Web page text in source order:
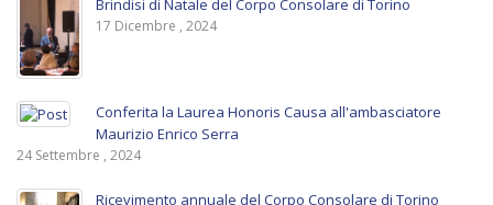
Brindisi di Natale del Corpo Consolare di Torino
17 Dicembre , 2024
Conferita la Laurea Honoris Causa all'ambasciatore
Maurizio Enrico Serra
24 Settembre , 2024
Ricevimento annuale del Corpo Consolare di Torino